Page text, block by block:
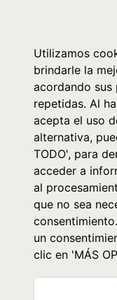
Utilizamos
brindarle la
acordando sus
repetidas. Al
acepta el uso
alternativa,
TODO', para
acceder a
al
que no sea
un
clic en 'MÁS